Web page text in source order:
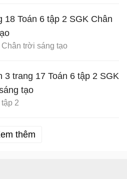
18 Toán 6 tập 2 SGK Chân
Chân trời sáng tạo
3 trang 17 Toán 6 tập 2 SGK
tạo
2
thêm